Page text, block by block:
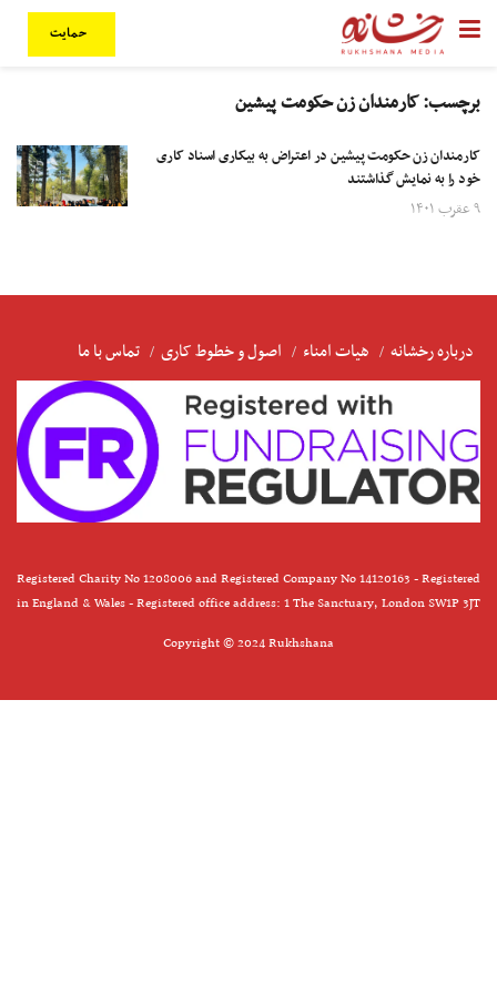
حمایت
برچسب:کارمندان زن حکومت پیشین
کارمندان زن حکومت پیشین در اعتراض به بیکاری اسناد کاری
خود را به نمایش گذاشتند
۹ عقرب ۱۴۰۱
درباره رخشانه هیات امناء اصول و خطوط کاری تماس با ما
Registered Charity No 1208006 and Registered Company No 14120163 - Registered
in England & Wales - Registered office address: 1 The Sanctuary, London SW1P 3JT
Copyright © 2024 Rukhshana